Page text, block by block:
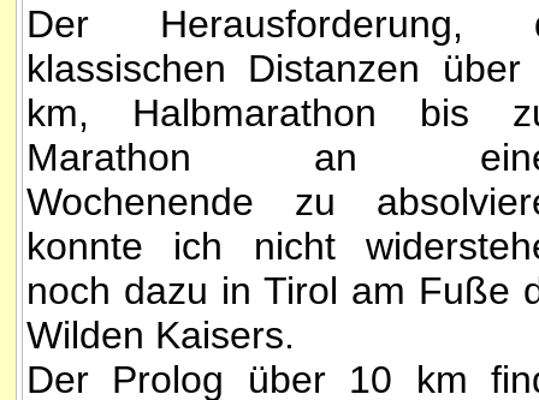
Der Herausforderung,
klassischen Distanzen über
km, Halbmarathon bis
Marathon an
Wochenende zu
konnte ich nicht
noch dazu in Tirol am Fuße
Wilden Kaisers.
Der Prolog über 10 km